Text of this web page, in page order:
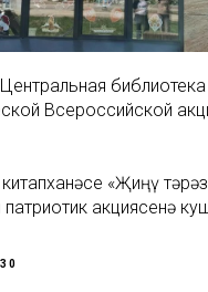
Всероссийской
китапханәсе «Җиңү
патриотик акциясенә